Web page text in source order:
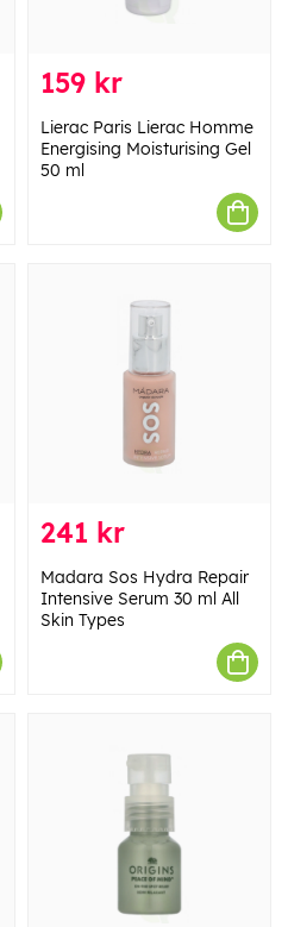
159 kr
Lierac Paris Lierac Homme
Energising Moisturising Gel
50 ml
241 kr
Madara Sos Hydra Repair
Intensive Serum 30 ml All
Skin Types